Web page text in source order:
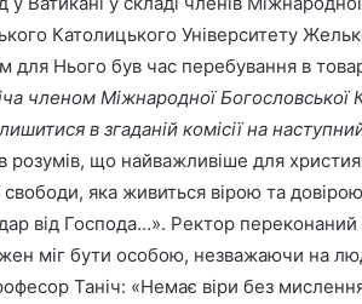
Католицького Університету
для Нього був час перебування в
членом Міжнародної Богословської
в згаданій комісії на
розумів, що найважливіше для
яка живиться вірою та
від Господа…». Ректор
міг бути особою, незважаючи на
Таніч: «Немає віри без